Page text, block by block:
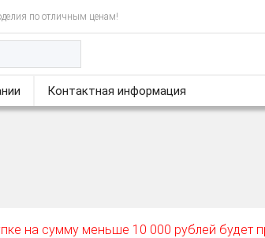
по отличным ценам!
Контактная информация
на сумму меньше 10 000 рублей будет